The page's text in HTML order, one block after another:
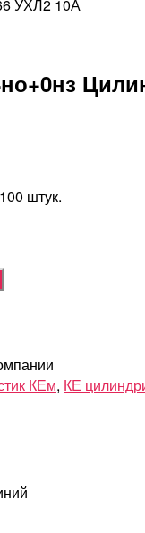
УХЛ2 10А
штук.
КЕм, КЕ